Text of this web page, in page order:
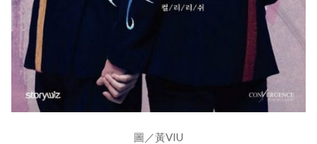
圖／黃VIU